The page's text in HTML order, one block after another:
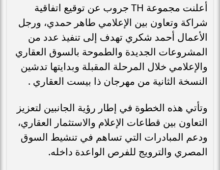
أعلنت مجموعة TH جروب عن توقيع اتفاقية
شراكة وتعاون بين الإعلامي طاهر حمدي، ورجل
الأعمال أحمد شكري تهدف إلى تنفيذ عدد من
المشروعات الجديدة والطموحة بالسوق العقاري
والإعلامي خلال المرحلة المقبلة وبدايتها تدشين
النسخة الثانية من مهرجان ذا بيست العقاري .
وتأتي هذه الخطوة في إطار رؤية الجانبين لتعزيز
التعاون بين قطاعات الإعلام والاستثمار العقاري،
ودعم المبادرات التي تساهم في تنشيط السوق
المصري والترويج للفرص الواعدة داخله.